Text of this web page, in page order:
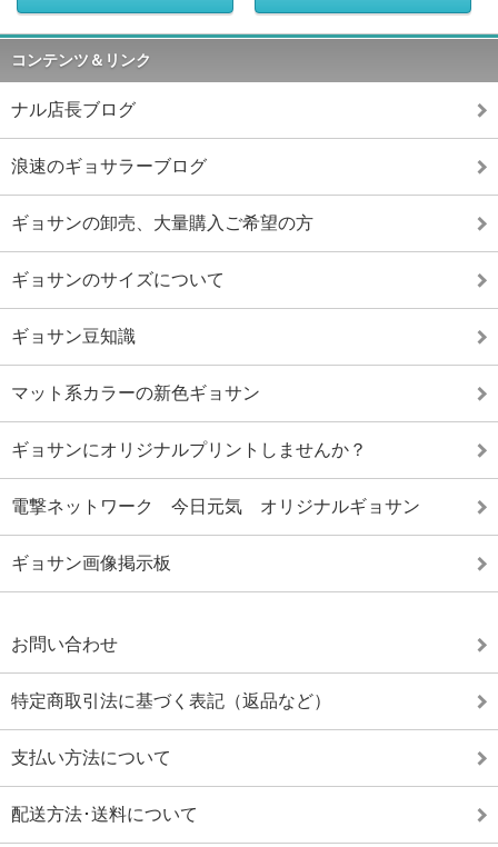
コンテンツ＆リンク
ナル店長ブログ
浪速のギョサラーブログ
ギョサンの卸売、大量購入ご希望の方
ギョサンのサイズについて
ギョサン豆知識
マット系カラーの新色ギョサン
ギョサンにオリジナルプリントしませんか？
電撃ネットワーク 今日元気 オリジナルギョサン
ギョサン画像掲示板
お問い合わせ
特定商取引法に基づく表記（返品など）
支払い方法について
配送方法･送料について